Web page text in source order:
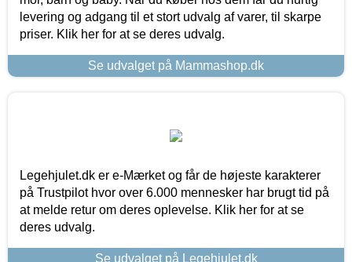
levering og adgang til et stort udvalg af varer, til skarpe
priser. Klik her for at se deres udvalg.
Se udvalget på Mammashop.dk
Legehjulet.dk er e-Mærket og får de højeste karakterer
på Trustpilot hvor over 6.000 mennesker har brugt tid på
at melde retur om deres oplevelse. Klik her for at se
deres udvalg.
Se udvalget på Legehjulet.dk